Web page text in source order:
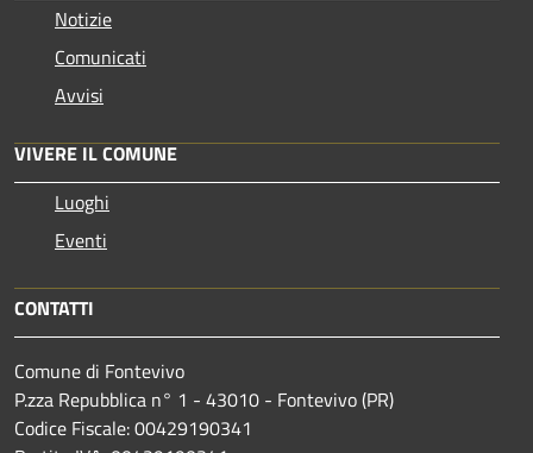
Notizie
Comunicati
Avvisi
VIVERE IL COMUNE
Luoghi
Eventi
CONTATTI
Comune di Fontevivo
P.zza Repubblica n° 1 - 43010 - Fontevivo (PR)
Codice Fiscale: 00429190341